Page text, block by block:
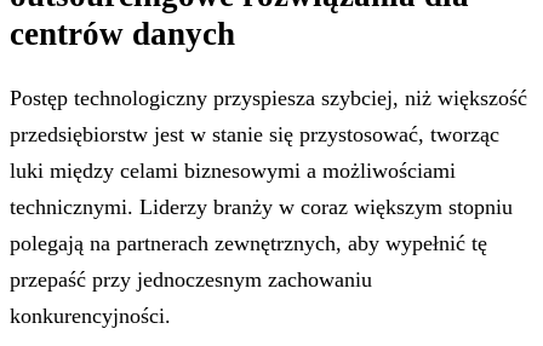
centrów danych
Postęp technologiczny przyspiesza szybciej, niż większość
przedsiębiorstw jest w stanie się przystosować, tworząc
luki między celami biznesowymi a możliwościami
technicznymi. Liderzy branży w coraz większym stopniu
polegają na partnerach zewnętrznych, aby wypełnić tę
przepaść przy jednoczesnym zachowaniu
konkurencyjności.